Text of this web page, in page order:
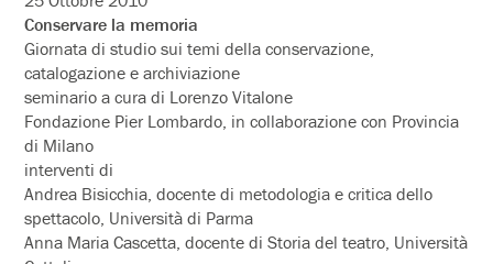
Conservare la memoria
Giornata di studio sui temi della conservazione,
catalogazione e archiviazione
seminario a cura di Lorenzo Vitalone
Fondazione Pier Lombardo, in collaborazione con Provincia
di Milano
interventi di
Andrea Bisicchia, docente di metodologia e critica dello
spettacolo, Università di Parma
Anna Maria Cascetta, docente di Storia del teatro, Università